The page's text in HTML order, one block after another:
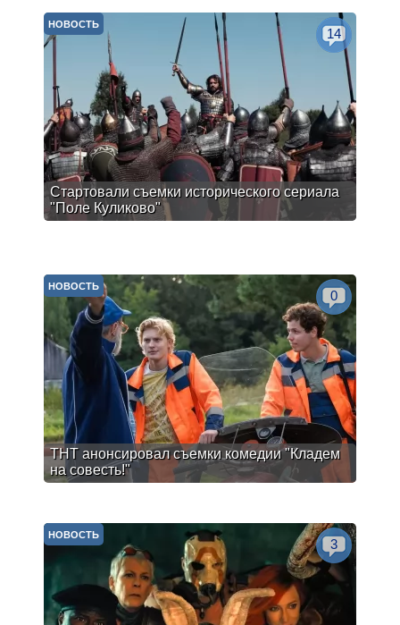
Стартовали съемки исторического сериала
"Поле Куликово"
НОВОСТЬ
14
ТНТ анонсировал съемки комедии "Кладем
на совесть!"
НОВОСТЬ
0
НОВОСТЬ
3